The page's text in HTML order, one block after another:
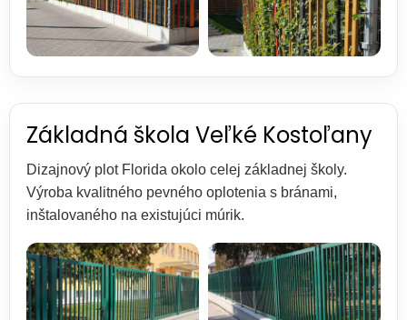
Základná škola Veľké Kostoľany
Dizajnový plot Florida okolo celej základnej školy.
Výroba kvalitného pevného oplotenia s bránami,
inštalovaného na existujúci múrik.